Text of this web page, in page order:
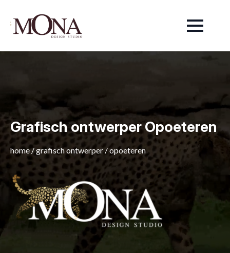
Grafisch ontwerper Opoeteren
home/grafisch ontwerper/opoeteren